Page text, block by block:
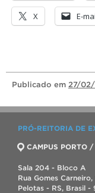
X E-
Publicado em 27/02/
PRÓ-REITORIA DE
CAMPUS PORTO /
Sala 204 - Bloco A
Rua Gomes
Pelotas - RS, Brasil -